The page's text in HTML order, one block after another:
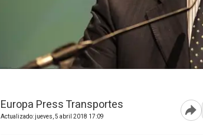
Europa Press Transportes
Actualizado: jueves, 5 abril 2018 17:09